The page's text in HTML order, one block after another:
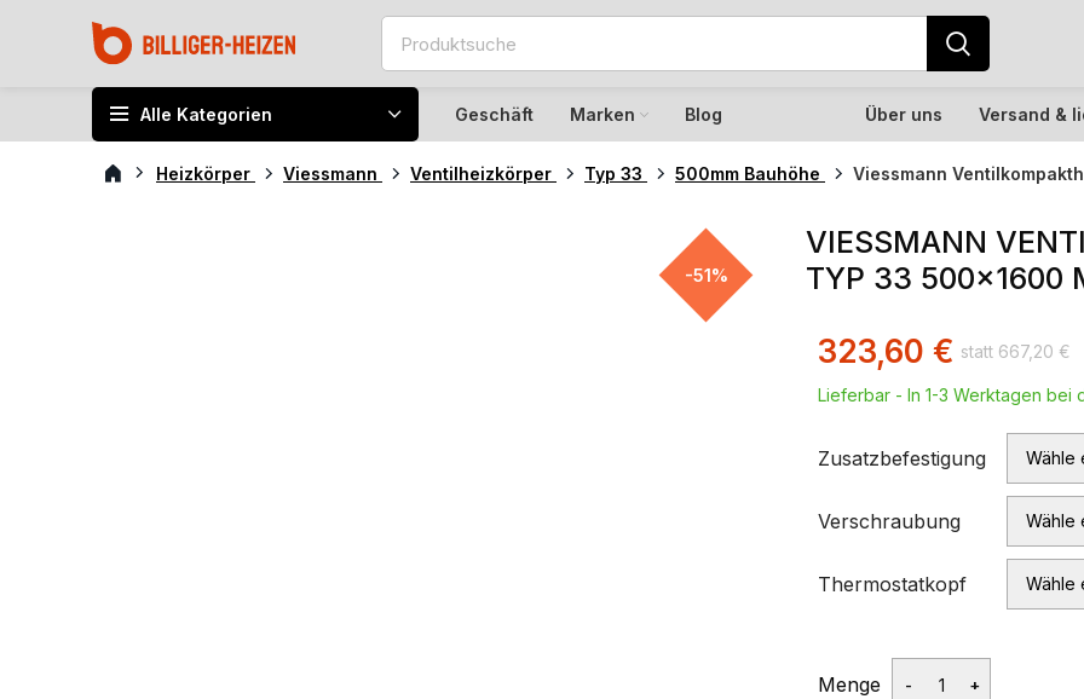
Alle Kategorien Geschäft Marken Blog Über uns Versand &
Heizkörper Viessmann Ventilheizkörper Typ 33 500mm Bauhöhe Viessmann
-51%
VIESSMANN
TYP 33 500×1600
667,20 €
323,60 €
Lieferbar - In 1-3 Werktagen bei
Zusatzbefestigung
Verschraubung
Thermostatkopf
Menge